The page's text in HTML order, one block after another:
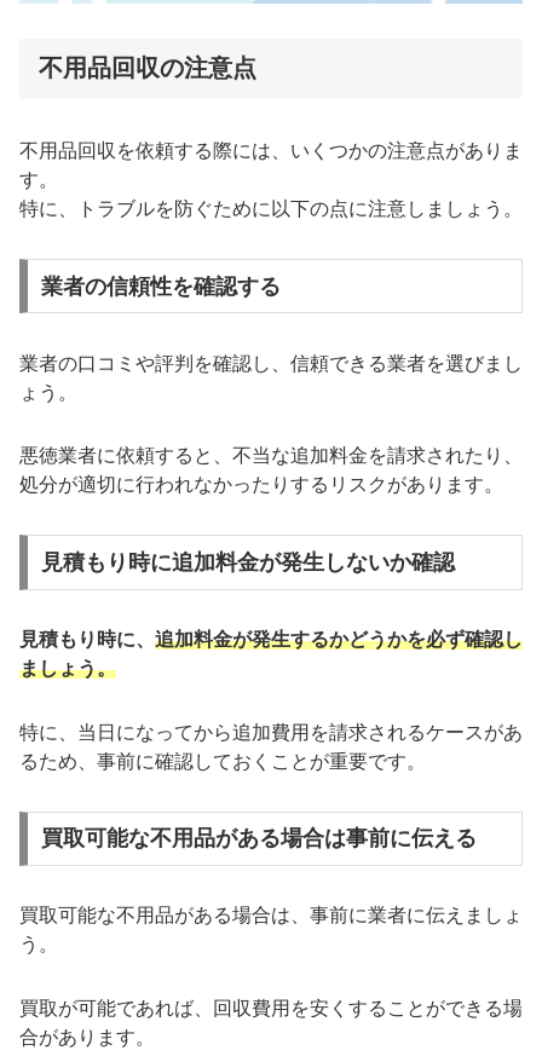
不用品回収の注意点
不用品回収を依頼する際には、いくつかの注意点がありま
す。
特に、トラブルを防ぐために以下の点に注意しましょう。
業者の信頼性を確認する
業者の口コミや評判を確認し、信頼できる業者を選びまし
ょう。
悪徳業者に依頼すると、不当な追加料金を請求されたり、
処分が適切に行われなかったりするリスクがあります。
見積もり時に追加料金が発生しないか確認
見積もり時に、 追加料金が発生するかどうかを必ず確認し
ましょう。
特に、当日になってから追加費用を請求されるケースがあ
るため、事前に確認しておくことが重要です。
買取可能な不用品がある場合は事前に伝える
買取可能な不用品がある場合は、事前に業者に伝えましょ
う。
買取が可能であれば、回収費用を安くすることができる場
合があります。